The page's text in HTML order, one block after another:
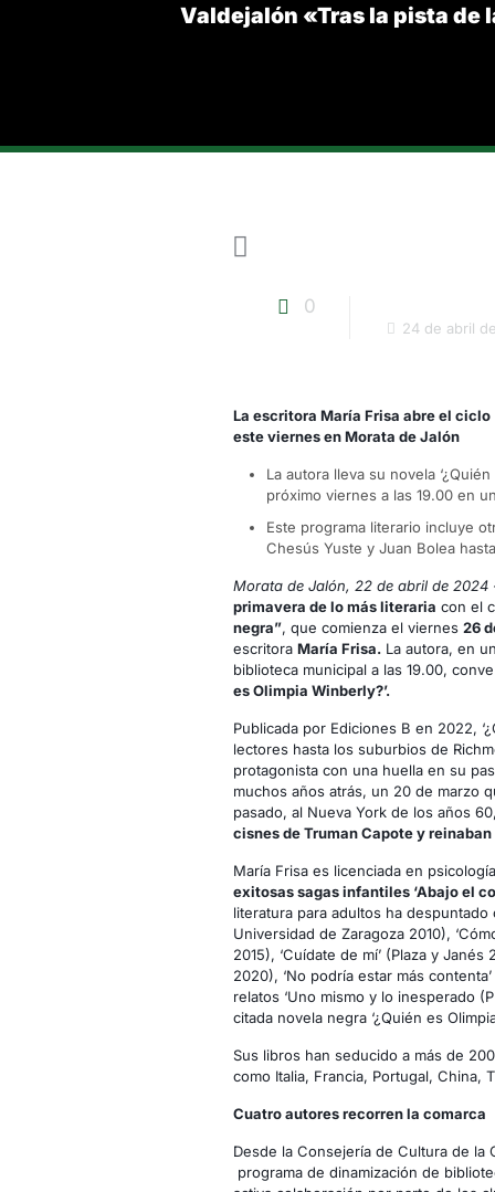
Valdejalón «Tras la pista de
0
24 de abril
La escritora María Frisa abre el
este viernes en Morata de Jalón
La autora lleva su novela
próximo viernes a las 19.00 en
Este programa literario incluye
Chesús Yuste y Juan Bolea
Morata de Jalón, 22 de abril de
primavera de lo más literaria con el
negra”, que comienza el viernes 26
escritora María Frisa.La autora, en
biblioteca municipal a las 19.00,
es Olimpia Winberly?’.
Publicada por Ediciones B en 2022,
lectores hasta los suburbios de
protagonista con una huella en su
muchos años atrás, un 20 de marzo
pasado, al Nueva York de los años
cisnes de Truman Capote y
María Frisa es licenciada en
exitosas sagas infantiles ‘Abajo el
literatura para adultos ha despuntado
Universidad de Zaragoza 2010),
2015), ‘Cuídate de mí’ (Plaza y Janés
2020), ‘No podría estar más
relatos ‘Uno mismo y lo inesperado
citada novela negra ‘¿Quién es
Sus libros han seducido a más de
como Italia, Francia, Portugal, China,
Cuatro autores recorren la comarca
Desde la Consejería de Cultura de la
programa de dinamización de